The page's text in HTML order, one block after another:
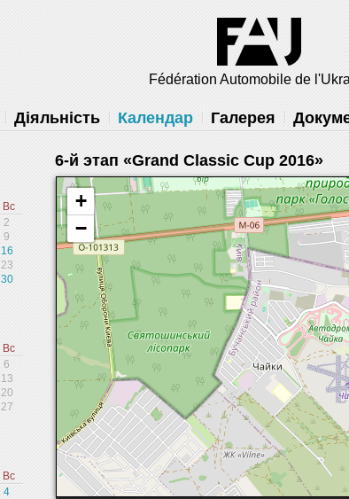
Fédération Automobile de
Діяльність Календар Галерея
Вс
2
9
16
23
30
Вс
6
13
20
27
Вс
4
6-й этап «Grand Classic Cup 2016»
+
−